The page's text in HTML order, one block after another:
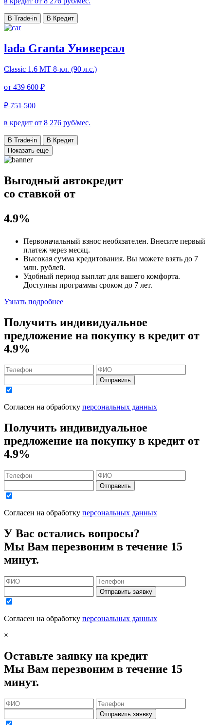
В Trade-in В Кредит
lada Granta Универсал
Classic 1.6 МТ 8-кл. (90 л.с.)
от 439 600 ₽
₽ 751 500
в кредит от 8 276 руб/мес.
В Trade-in
В Кредит
Показать еще
Выгодный автокредит
со ставкой от
4.9%
Первоначальный взнос необязателен. Внесите первый
платеж через месяц.
Высокая сумма кредитования. Вы можете взять до 7
млн. рублей.
Удобный период выплат для вашего комфорта.
Доступны программы сроком до 7 лет.
Узнать подробнее
Получить индивидуальное
предложение на покупку в кредит от
4.9%
Отправить
Согласен на обработку персональных данных
Получить индивидуальное
предложение на покупку в кредит от
4.9%
Отправить
Согласен на обработку персональных данных
У Вас остались вопросы?
Мы Вам перезвоним в течение 15
минут.
Отправить заявку
Согласен на обработку персональных данных
×
Оставьте заявку на кредит
Мы Вам перезвоним в течение 15
минут.
Отправить заявку